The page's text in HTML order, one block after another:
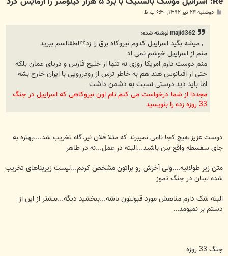
دوشنبه ۲۴ تیر ۱۳۹۲, ۶:۳۰ ب.ظ
majid362 نوشته شده:
, میشه بگید اسراییل کدوم نیروکاه برق را زد؟؟لطفااسم ببرید
منم از اسراییل خوشم نمی اد
منم دوست دارم امریکا روزی نه تنها از خلیح فارس و دریای عمان بلکه
حتی از اقیانوس هند هم به خاطر ترس از رودررویی با ایران خارج بشه
اما باید دید درستی نسبت به دشمن داشت
مجددا از شما درخواست می کنم نام اون نیروکاهی که اسراییل در جنگ
33 روزه زده را بنویسید
دوست عزیز هیچ کجا نامی نمیبرند که مثلا فلان نیر.گاه تخریب شد....بهتره به
جای سفسطه واقع بین باشید...البته در عمل...نه در ظاهر
متن زیر طولانیه....ولی آخرش رو براتون مشخص کردم...لیست زیربناهای تخریب
شده لبنان در جنگ تموز
البته شک دارم منابعش مورد قبولتون باشه...ببخشید دیگه...بیشتر از این از
دستم بر نمیومد...
جنگ 33 روزه